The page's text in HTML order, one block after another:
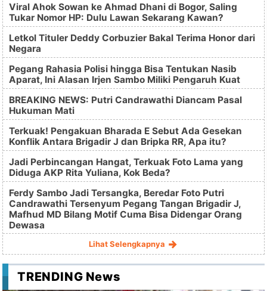
Viral Ahok Sowan ke Ahmad Dhani di Bogor, Saling
Tukar Nomor HP: Dulu Lawan Sekarang Kawan?
Letkol Tituler Deddy Corbuzier Bakal Terima Honor dari
Negara
Pegang Rahasia Polisi hingga Bisa Tentukan Nasib
Aparat, Ini Alasan Irjen Sambo Miliki Pengaruh Kuat
BREAKING NEWS: Putri Candrawathi Diancam Pasal
Hukuman Mati
Terkuak! Pengakuan Bharada E Sebut Ada Gesekan
Konflik Antara Brigadir J dan Bripka RR, Apa itu?
Jadi Perbincangan Hangat, Terkuak Foto Lama yang
Diduga AKP Rita Yuliana, Kok Beda?
Ferdy Sambo Jadi Tersangka, Beredar Foto Putri
Candrawathi Tersenyum Pegang Tangan Brigadir J,
Mafhud MD Bilang Motif Cuma Bisa Didengar Orang
Dewasa
Lihat Selengkapnya
TRENDING News